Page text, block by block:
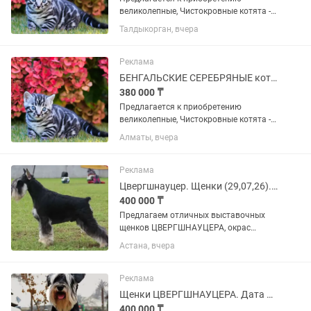
великолепные, Чистокровные котята -
БЕНГАЛЬСКОЙ породы! Серебряного
окраса словно снежный барс! -
красотки . Отлично знают лоток....
Талдыкорган, вчера
Реклама
БЕНГАЛЬСКИЕ СЕРЕБРЯНЫЕ котята
380 000 ₸
Предлагается к приобретению
великолепные, Чистокровные котята -
БЕНГАЛЬСКОЙ породы! Серебряного
окраса словно снежный барс! -
красотки . Отлично знают лоток....
Алматы, вчера
Реклама
Цвергшнауцер. Щенки (29,07,26). Бронь.
400 000 ₸
Предлагаем отличных выставочных
щенков ЦВЕРГШНАУЦЕРА, окрас
черный с серебром. Дата рождения
29,07,26 Не купированные (в помете 2
родословная РКФ от лучших...
Астана, вчера
Реклама
Щенки ЦВЕРГШНАУЦЕРА. Дата рождения 29,07,26